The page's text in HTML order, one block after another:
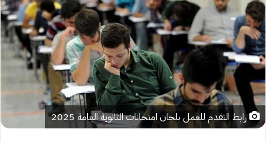
رابط التقدم للعمل بلجان امتحانات الثانوية العامة 2025